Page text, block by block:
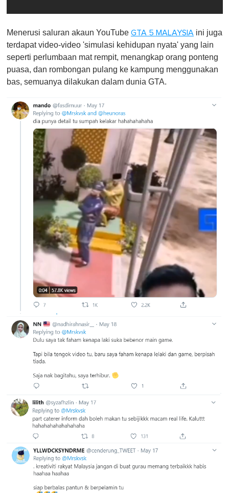
Menerusi saluran akaun YouTube GTA 5 MALAYSIA ini juga
terdapat video-video 'simulasi kehidupan nyata' yang lain
seperti perlumbaan mat rempit, menangkap orang ponteng
puasa, dan rombongan pulang ke kampung menggunakan
bas, semuanya dilakukan dalam dunia GTA.